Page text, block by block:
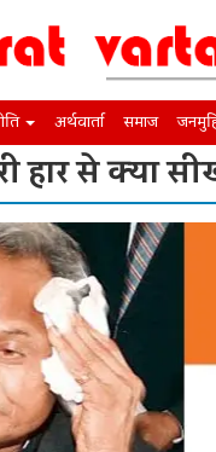
अर्थवार्ता समाज
हार से क्या